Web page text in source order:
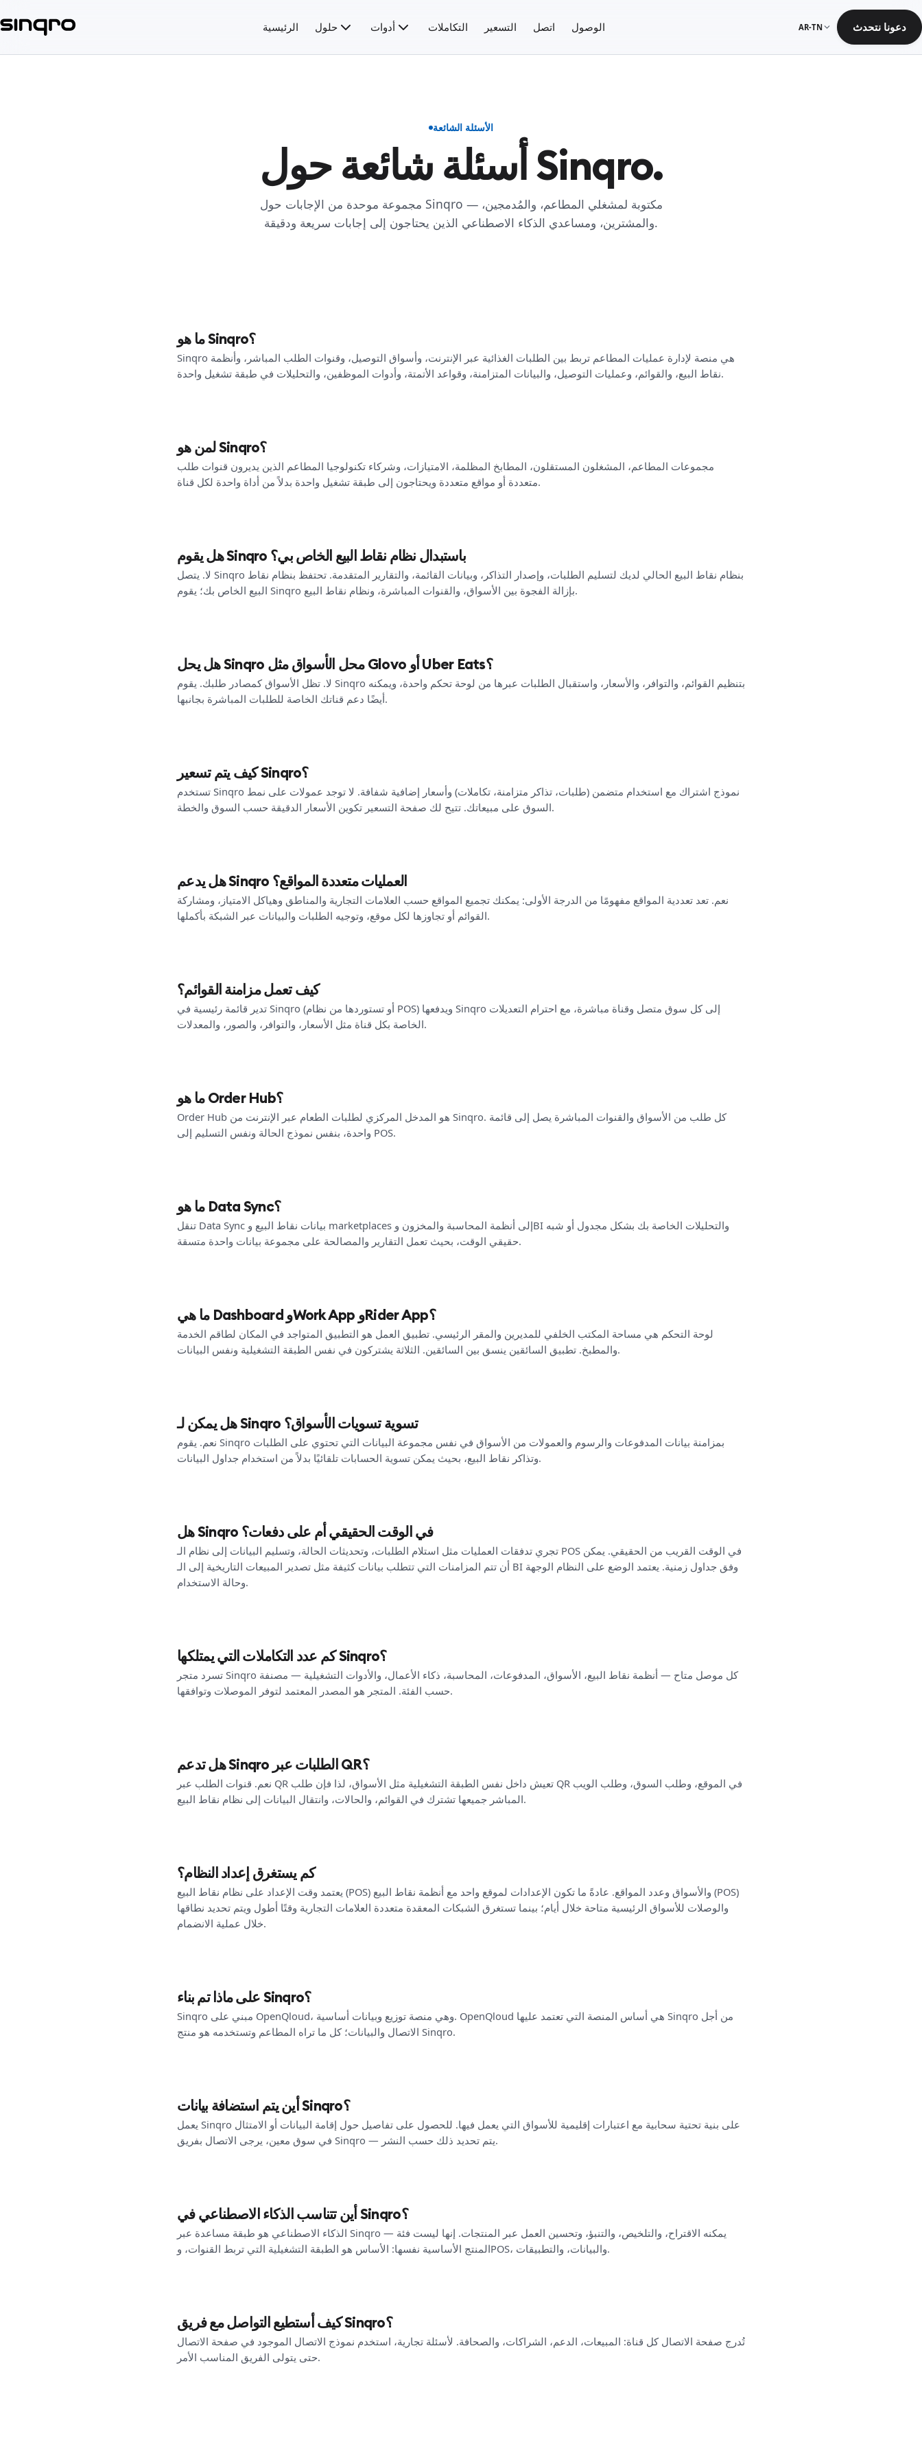
الرئيسية حلول أدوات التكاملات التسعير اتصل الوصول AR-TN دعونا نتحدث
الأسئلة الشائعة
أسئلة شائعة حول Sinqro.
مجموعة موحدة من الإجابات حول Sinqro — مكتوبة لمشغلي المطاعم، والمُدمجين،
والمشترين، ومساعدي الذكاء الاصطناعي الذين يحتاجون إلى إجابات سريعة ودقيقة.
ما هو Sinqro؟
Sinqro هي منصة لإدارة عمليات المطاعم تربط بين الطلبات الغذائية عبر الإنترنت، وأسواق التوصيل، وقنوات الطلب المباشر، وأنظمة
نقاط البيع، والقوائم، وعمليات التوصيل، والبيانات المتزامنة، وقواعد الأتمتة، وأدوات الموظفين، والتحليلات في طبقة تشغيل واحدة.
لمن هو Sinqro؟
مجموعات المطاعم، المشغلون المستقلون، المطابخ المظلمة، الامتيازات، وشركاء تكنولوجيا المطاعم الذين يديرون قنوات طلب
متعددة أو مواقع متعددة ويحتاجون إلى طبقة تشغيل واحدة بدلاً من أداة واحدة لكل قناة.
هل يقوم Sinqro باستبدال نظام نقاط البيع الخاص بي؟
لا. يتصل Sinqro بنظام نقاط البيع الحالي لديك لتسليم الطلبات، وإصدار التذاكر، وبيانات القائمة، والتقارير المتقدمة. تحتفظ بنظام نقاط
البيع الخاص بك؛ يقوم Sinqro بإزالة الفجوة بين الأسواق، والقنوات المباشرة، ونظام نقاط البيع.
هل يحل Sinqro محل الأسواق مثل Glovo أو Uber Eats؟
لا. تظل الأسواق كمصادر طلبك. يقوم Sinqro بتنظيم القوائم، والتوافر، والأسعار، واستقبال الطلبات عبرها من لوحة تحكم واحدة، ويمكنه
أيضًا دعم قناتك الخاصة للطلبات المباشرة بجانبها.
كيف يتم تسعير Sinqro؟
تستخدم Sinqro نموذج اشتراك مع استخدام متضمن (طلبات، تذاكر متزامنة، تكاملات) وأسعار إضافية شفافة. لا توجد عمولات على نمط
السوق على مبيعاتك. تتيح لك صفحة التسعير تكوين الأسعار الدقيقة حسب السوق والخطة.
هل يدعم Sinqro العمليات متعددة المواقع؟
نعم. تعد تعددية المواقع مفهومًا من الدرجة الأولى: يمكنك تجميع المواقع حسب العلامات التجارية والمناطق وهياكل الامتياز، ومشاركة
القوائم أو تجاوزها لكل موقع، وتوجيه الطلبات والبيانات عبر الشبكة بأكملها.
كيف تعمل مزامنة القوائم؟
تدير قائمة رئيسية في Sinqro (أو تستوردها من نظام POS) ويدفعها Sinqro إلى كل سوق متصل وقناة مباشرة، مع احترام التعديلات
الخاصة بكل قناة مثل الأسعار، والتوافر، والصور، والمعدلات.
ما هو Order Hub؟
Order Hub هو المدخل المركزي لطلبات الطعام عبر الإنترنت من Sinqro. كل طلب من الأسواق والقنوات المباشرة يصل إلى قائمة
واحدة، بنفس نموذج الحالة ونفس التسليم إلى POS.
ما هو Data Sync؟
تنقل Data Sync بيانات نقاط البيع و marketplaces إلى أنظمة المحاسبة والمخزون وBI والتحليلات الخاصة بك بشكل مجدول أو شبه
حقيقي الوقت، بحيث تعمل التقارير والمصالحة على مجموعة بيانات واحدة متسقة.
ما هي Dashboard وWork App وRider App؟
لوحة التحكم هي مساحة المكتب الخلفي للمديرين والمقر الرئيسي. تطبيق العمل هو التطبيق المتواجد في المكان لطاقم الخدمة
والمطبخ. تطبيق السائقين ينسق بين السائقين. الثلاثة يشتركون في نفس الطبقة التشغيلية ونفس البيانات.
هل يمكن لـ Sinqro تسوية تسويات الأسواق؟
نعم. يقوم Sinqro بمزامنة بيانات المدفوعات والرسوم والعمولات من الأسواق في نفس مجموعة البيانات التي تحتوي على الطلبات
وتذاكر نقاط البيع، بحيث يمكن تسوية الحسابات تلقائيًا بدلاً من استخدام جداول البيانات.
هل Sinqro في الوقت الحقيقي أم على دفعات؟
تجري تدفقات العمليات مثل استلام الطلبات، وتحديثات الحالة، وتسليم البيانات إلى نظام الـ POS في الوقت القريب من الحقيقي. يمكن
أن تتم المزامنات التي تتطلب بيانات كثيفة مثل تصدير المبيعات التاريخية إلى الـ BI وفق جداول زمنية. يعتمد الوضع على النظام الوجهة
وحالة الاستخدام.
كم عدد التكاملات التي يمتلكها Sinqro؟
تسرد متجر Sinqro كل موصل متاح — أنظمة نقاط البيع، الأسواق، المدفوعات، المحاسبة، ذكاء الأعمال، والأدوات التشغيلية — مصنفة
حسب الفئة. المتجر هو المصدر المعتمد لتوفر الموصلات وتوافقها.
هل تدعم Sinqro الطلبات عبر QR؟
نعم. قنوات الطلب عبر QR تعيش داخل نفس الطبقة التشغيلية مثل الأسواق، لذا فإن طلب QR في الموقع، وطلب السوق، وطلب الويب
المباشر جميعها تشترك في القوائم، والحالات، وانتقال البيانات إلى نظام نقاط البيع.
كم يستغرق إعداد النظام؟
يعتمد وقت الإعداد على نظام نقاط البيع (POS) والأسواق وعدد المواقع. عادةً ما تكون الإعدادات لموقع واحد مع أنظمة نقاط البيع (POS)
والوصلات للأسواق الرئيسية متاحة خلال أيام؛ بينما تستغرق الشبكات المعقدة متعددة العلامات التجارية وقتًا أطول ويتم تحديد نطاقها
خلال عملية الانضمام.
على ماذا تم بناء Sinqro؟
Sinqro مبني على OpenQloud، وهي منصة توزيع وبيانات أساسية. OpenQloud هي أساس المنصة التي تعتمد عليها Sinqro من أجل
الاتصال والبيانات؛ كل ما تراه المطاعم وتستخدمه هو منتج Sinqro.
أين يتم استضافة بيانات Sinqro؟
يعمل Sinqro على بنية تحتية سحابية مع اعتبارات إقليمية للأسواق التي يعمل فيها. للحصول على تفاصيل حول إقامة البيانات أو الامتثال
في سوق معين، يرجى الاتصال بفريق Sinqro — يتم تحديد ذلك حسب النشر.
أين تتناسب الذكاء الاصطناعي في Sinqro؟
الذكاء الاصطناعي هو طبقة مساعدة عبر Sinqro — يمكنه الاقتراح، والتلخيص، والتنبؤ، وتحسين العمل عبر المنتجات. إنها ليست فئة
المنتج الأساسية نفسها: الأساس هو الطبقة التشغيلية التي تربط القنوات، وPOS، والبيانات، والتطبيقات.
كيف أستطيع التواصل مع فريق Sinqro؟
تُدرج صفحة الاتصال كل قناة: المبيعات، الدعم، الشراكات، والصحافة. لأسئلة تجارية، استخدم نموذج الاتصال الموجود في صفحة الاتصال
حتى يتولى الفريق المناسب الأمر.